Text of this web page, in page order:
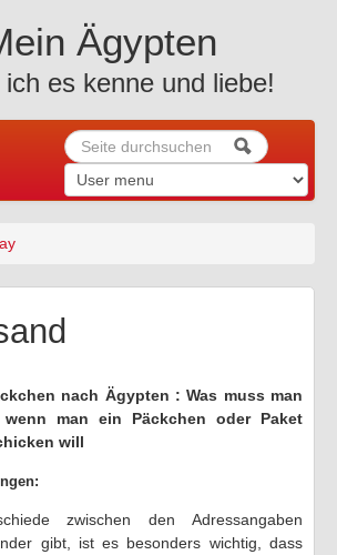
Ägypten
es kenne und liebe!
Suchformular
Suche
nach Ägypten : Was muss man
man ein Päckchen oder Paket
will
zwischen den Adressangaben
gibt, ist es besonders wichtig, dass